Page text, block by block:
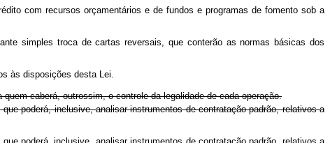
com recursos orçamentários e de fundos e programas de fomento sob a
simples troca de cartas reversais, que conterão as normas básicas dos
às disposições desta Lei.
caberá, outrossim, o controle da legalidade de cada operação.
poderá, inclusive, analisar instrumentos de contratação padrão, relativos a